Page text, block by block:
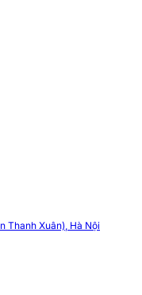
Thanh Xuân), Hà Nội